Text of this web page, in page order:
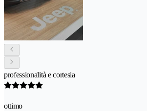
professionalità e cortesia
ottimo